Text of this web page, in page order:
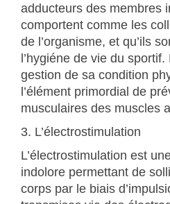
adducteurs des membres
comportent comme les
de l’organisme, et qu’ils
l’hygiéne de vie du
gestion de sa condition
l’élément primordial de
musculaires des muscles
3. L’électrostimulation
L’électrostimulation est
indolore permettant de
corps par le biais